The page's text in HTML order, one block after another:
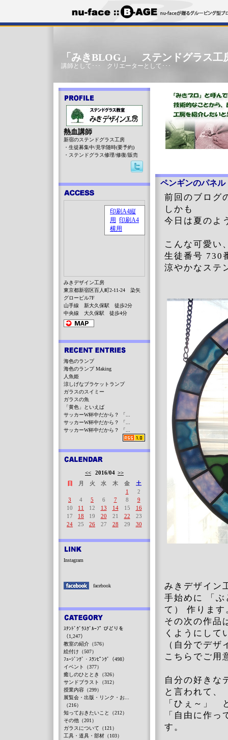
「みきBLOG」 ステンドグラス工
講師として･･･ クリエーターとして･･･
ペンギンのパネル
前回のブログ
しかも
今日は夏のよ
こんな可愛い
生徒番号
涼やかなステ
みきデザイン
手始めに 「
て） 作ります
その次の作品
くようにして
（自分でデ
こちらでご用
自分の好きな
と言われて、
「ひぇ～」
「自由に作
す。
熱血講師
新宿のステンドグラス工房
・生徒募集中/見学随時(要予約)
・ステンドグラス修理/修復/販売
みきデザイン工房
東京都新宿区百人町2-11-24 染矢
グロービル7F
山手線 新大久保駅 徒歩2分
中央線 大久保駅 徒歩4分
海色のランプ
海色のランプ Making
人魚姫
涼しげなブラケットランプ
ガラスのスイミー
ガラスの魚
「黄色」といえば
サッカーW杯中だから？ 「...
サッカーW杯中だから？ 「...
サッカーW杯中だから？ 「...
<< 2016/04 >>
日
月 火 水 木 金
土
1
2
3
4 5 6 7 8
9
10
11 12 13 14 15
16
17
18 19 20 21 22
23
24
25 26 27 28 29 30
Instagram
facebook
ｽﾃﾝﾄﾞｸﾞﾗｽｸﾞﾙｰﾌﾟ びどりを
（1,247）
教室の紹介（576）
絵付け（507）
ﾌｭｰｼﾞﾝｸﾞ・ｽﾗﾝﾋﾟﾝｸﾞ（498）
イベント（377）
癒しのひととき（326）
サンドブラスト（312）
授業内容（299）
展覧会・出版・リンク・お...
（216）
知っておきたいこと（212）
その他（201）
ガラスについて（121）
工具・道具・部材（103）